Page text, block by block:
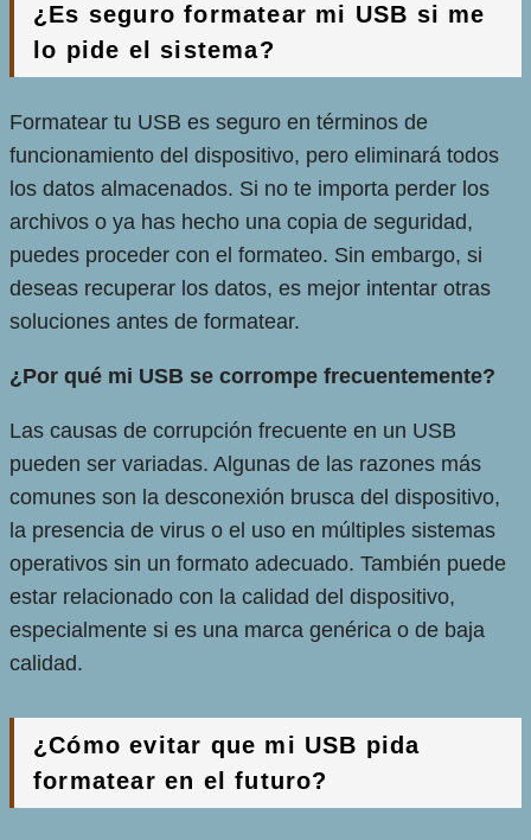
¿Es seguro formatear mi USB si me
lo pide el sistema?
Formatear tu USB es seguro en términos de
funcionamiento del dispositivo, pero eliminará todos
los datos almacenados. Si no te importa perder los
archivos o ya has hecho una copia de seguridad,
puedes proceder con el formateo. Sin embargo, si
deseas recuperar los datos, es mejor intentar otras
soluciones antes de formatear.
¿Por qué mi USB se corrompe frecuentemente?
Las causas de corrupción frecuente en un USB
pueden ser variadas. Algunas de las razones más
comunes son la desconexión brusca del dispositivo,
la presencia de virus o el uso en múltiples sistemas
operativos sin un formato adecuado. También puede
estar relacionado con la calidad del dispositivo,
especialmente si es una marca genérica o de baja
calidad.
¿Cómo evitar que mi USB pida
formatear en el futuro?